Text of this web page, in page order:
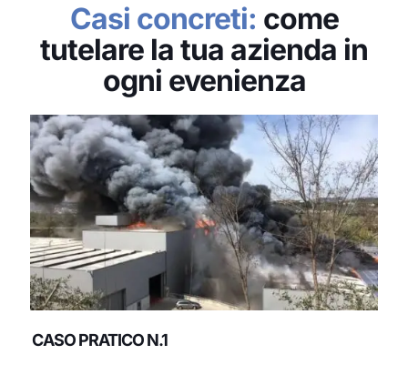
Casi concreti: come
tutelare la tua azienda in
ogni evenienza
CASO PRATICO N.1